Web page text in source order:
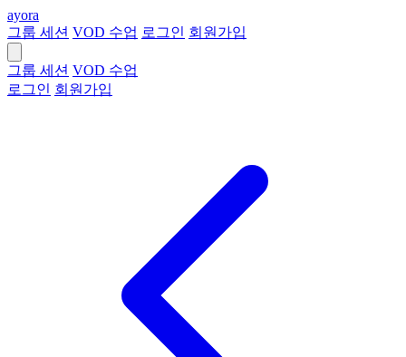
ayora
그룹 세션 VOD 수업 로그인 회원가입
그룹 세션 VOD 수업
로그인 회원가입